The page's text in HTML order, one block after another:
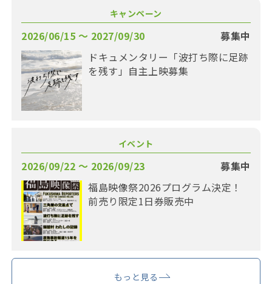
キャンペーン
2026/06/15 〜 2027/09/30
募集中
ドキュメンタリー「波打ち際に足跡
を残す」自主上映募集
イベント
2026/09/22 〜 2026/09/23
募集中
福島映像祭2026プログラム決定！
前売り限定1日券販売中
もっと見る